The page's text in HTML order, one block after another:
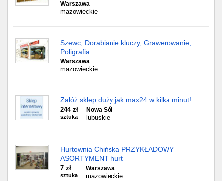
Warszawa
mazowieckie
Szewc, Dorabianie kluczy, Grawerowanie,
Poligrafia
Warszawa
mazowieckie
Załóż sklep duży jak max24 w kilka minut!
244 zł
sztuka
Nowa Sól
lubuskie
Hurtownia Chińska PRZYKŁADOWY
ASORTYMENT hurt
7 zł
sztuka
Warszawa
mazowieckie